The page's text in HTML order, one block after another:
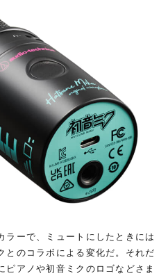
ラーで、ミュートにしたときには
とのコラボによる変化だ。それだ
ピアノや初音ミクのロゴなどさま